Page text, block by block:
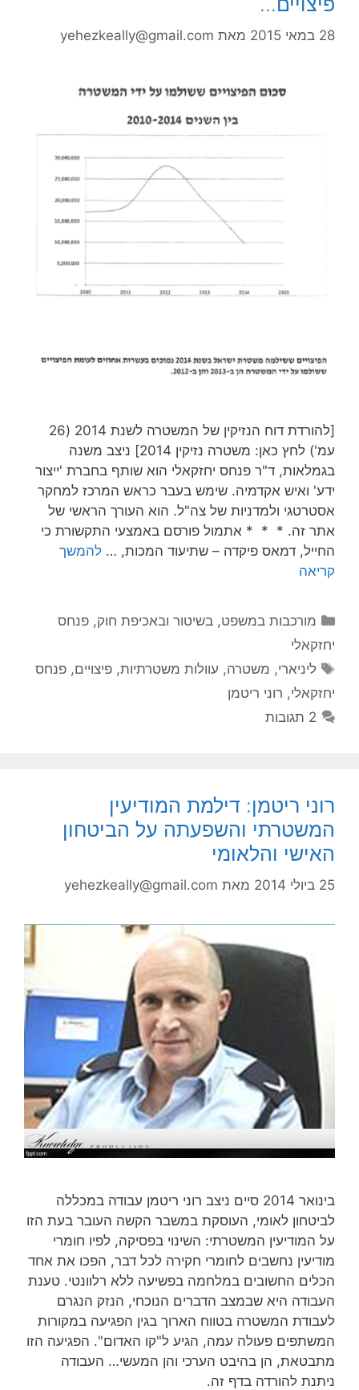
28 במאי 2015 מאת yehezkeally@gmail.com
[להורדת דוח הנזיקין של המשטרה לשנת 2014 (26
עמ') לחץ כאן: משטרה נזיקין 2014] ניצב משנה
בגמלאות, ד"ר פנחס יחזקאלי הוא שותף בחברת 'ייצור
ידע' ואיש אקדמיה. שימש בעבר כראש המרכז למחקר
אסטרטגי ולמדניות של צה"ל. הוא העורך הראשי של
אתר זה. * * * אתמול פורסם באמצעי התקשורת כי
החייל, דמאס פיקדה – שתיעוד המכות, … להמשך
קריאה
קטגוריות
מורכבות במשפט, בשיטור ובאכיפת חוק,פנחס
יחזקאלי
תגיות
ליניארי, משטרה, עוולות משטרתיות,פיצויים,פנחס
יחזקאלי, רוני ריטמן
2 תגובות
רוני ריטמן: דילמת המודיעין
המשטרתי והשפעתה על הביטחון
האישי והלאומי
25 ביולי 2014 מאת yehezkeally@gmail.com
בינואר 2014 סיים ניצב רוני ריטמן עבודה במכללה
לביטחון לאומי, העוסקת במשבר הקשה העובר בעת הזו
על המודיעין המשטרתי: השינוי בפסיקה, לפיו חומרי
מודיעין נחשבים לחומרי חקירה לכל דבר, הפכו את אחד
הכלים החשובים במלחמה בפשיעה ללא רלוונטי. טענת
העבודה היא שבמצב הדברים הנוכחי, הנזק הנגרם
לעבודת המשטרה בטווח הארוך בגין הפגיעה במקורות
המשתפים פעולה עמה, הגיע ל"קו האדום". הפגיעה הזו
מתבטאת, הן בהיבט הערכי והן המעשי… העבודה
ניתנת להורדה בדף זה.